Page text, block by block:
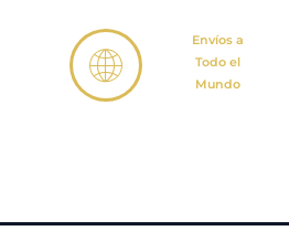
Envíos a
Todo el
Mundo